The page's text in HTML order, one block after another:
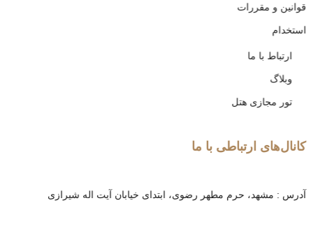
کانال‌های ارتباطی با ما
آدرس : مشهد، حرم مطهر رضوی، ابتدای خیابان آیت اله شیرازی
قوانین و مقررات
استخدام
ارتباط با ما
وبلاگ
تور مجازی هتل